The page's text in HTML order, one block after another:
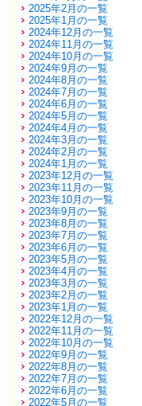
2025年2月の一覧
2025年1月の一覧
2024年12月の一覧
2024年11月の一覧
2024年10月の一覧
2024年9月の一覧
2024年8月の一覧
2024年7月の一覧
2024年6月の一覧
2024年5月の一覧
2024年4月の一覧
2024年3月の一覧
2024年2月の一覧
2024年1月の一覧
2023年12月の一覧
2023年11月の一覧
2023年10月の一覧
2023年9月の一覧
2023年8月の一覧
2023年7月の一覧
2023年6月の一覧
2023年5月の一覧
2023年4月の一覧
2023年3月の一覧
2023年2月の一覧
2023年1月の一覧
2022年12月の一覧
2022年11月の一覧
2022年10月の一覧
2022年9月の一覧
2022年8月の一覧
2022年7月の一覧
2022年6月の一覧
2022年5月の一覧